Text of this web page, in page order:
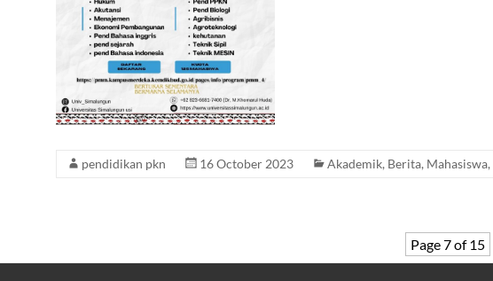
pendidikan pkn 16 October 2023 Akademik, Berita, Mahasiswa,
Page 7 of 15